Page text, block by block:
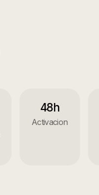
48h
Activacion